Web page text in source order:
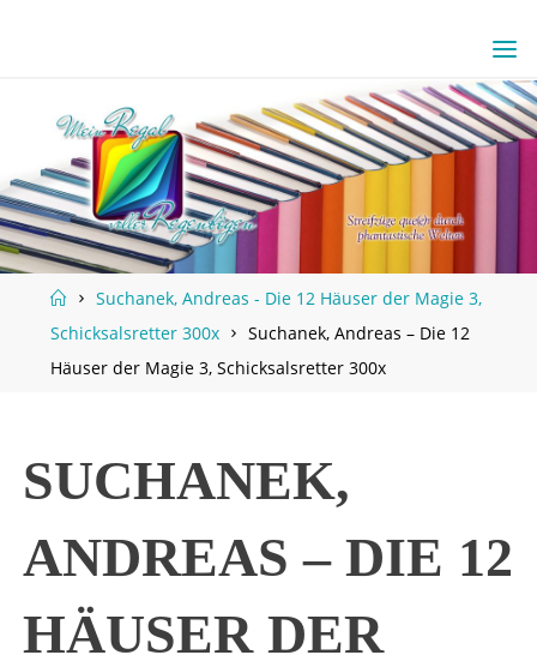
HomeSuchanek, Andreas - Die 12 Häuser der Magie 3,
Schicksalsretter 300x
Suchanek, Andreas – Die 12
Häuser der Magie 3, Schicksalsretter 300x
SUCHANEK,
ANDREAS – DIE 12
HÄUSER DER